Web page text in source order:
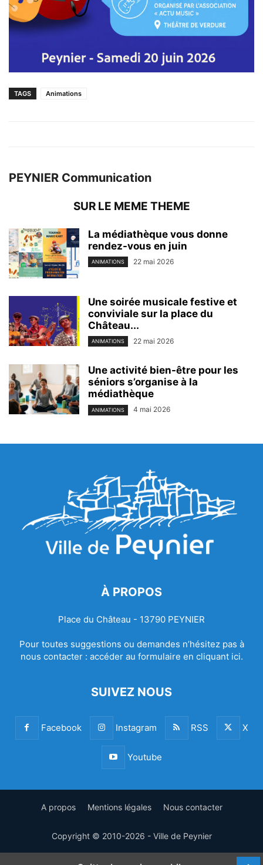
TAGS Animations
PEYNIER Communication
SUR LE MEME THEME
La médiathèque vous donne
rendez-vous en juin
ANIMATIONS 22 mai 2026
Une soirée musicale festive et
conviviale sur la place du
Château...
ANIMATIONS 22 mai 2026
Une activité bien-être pour les
séniors s’organise à la
médiathèque
ANIMATIONS 4 mai 2026
À PROPOS
Place du Château - 13790 PEYNIER
Pour toutes suggestions ou demandes n’hésitez pas à
nous contacter : accéder au formulaire en cliquant ici.
SUIVEZ NOUS
Facebook Instagram RSS X
Youtube
A propos Mentions légales Nous contacter
Copyright © 2010-2026 - Ville de Peynier